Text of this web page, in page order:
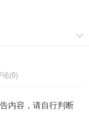
论(0)
内容，请自行判断